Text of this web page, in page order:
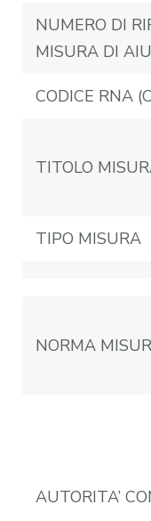
NUMERO DI
MISURA DI
CODICE RNA
TITOLO
TIPO MISURA
NORMA
AUTORITA’